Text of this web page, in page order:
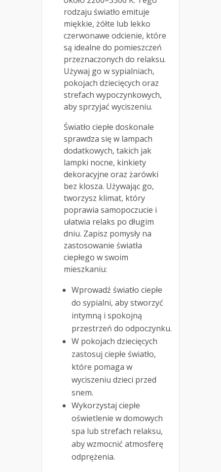
rodzaju światło emituje
miękkie, żółte lub lekko
czerwonawe odcienie, które
są idealne do pomieszczeń
przeznaczonych do relaksu.
Używaj go w sypialniach,
pokojach dziecięcych oraz
strefach wypoczynkowych,
aby sprzyjać wyciszeniu.
Światło ciepłe doskonale
sprawdza się w lampach
dodatkowych, takich jak
lampki nocne, kinkiety
dekoracyjne oraz żarówki
bez klosza. Używając go,
tworzysz klimat, który
poprawia samopoczucie i
ułatwia relaks po długim
dniu. Zapisz pomysły na
zastosowanie światła
ciepłego w swoim
mieszkaniu:
Wprowadź światło ciepłe
do sypialni, aby stworzyć
intymną i spokojną
przestrzeń do odpoczynku.
W pokojach dziecięcych
zastosuj ciepłe światło,
które pomaga w
wyciszeniu dzieci przed
snem.
Wykorzystaj ciepłe
oświetlenie w domowych
spa lub strefach relaksu,
aby wzmocnić atmosferę
odprężenia.